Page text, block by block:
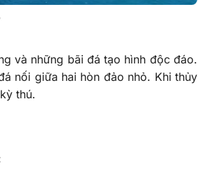
và những bãi đá tạo hình độc đáo.
nối giữa hai hòn đảo nhỏ. Khi thủy
thú.